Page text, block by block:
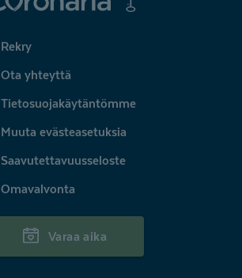
Coronaria
Rekry
Ota yhteyttä
Tietosuojakäytäntömme
Muuta evästeasetuksia
Saavutettavuusseloste
Omavalvonta
Varaa aika